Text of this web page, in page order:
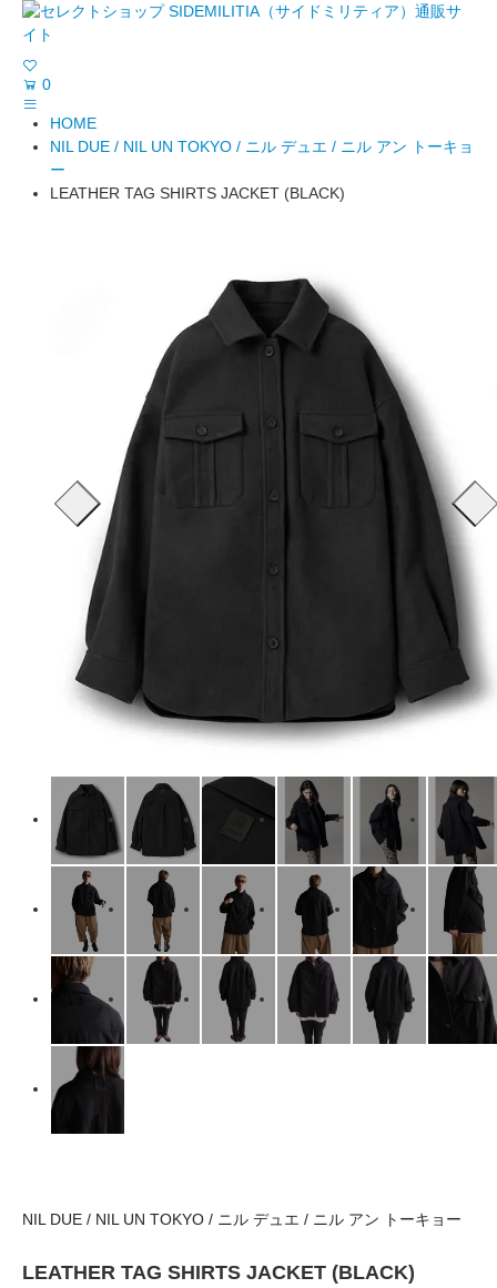
0
HOME
NIL DUE / NIL UN TOKYO / ニル デュエ / ニル アン トーキョ
ー
LEATHER TAG SHIRTS JACKET (BLACK)
NIL DUE / NIL UN TOKYO / ニル デュエ / ニル アン トーキョー
LEATHER TAG SHIRTS JACKET (BLACK)